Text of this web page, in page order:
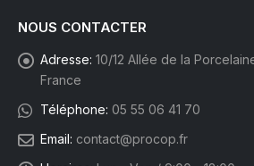
NOUS CONTACTER
Adresse: 10/12 Allée de la
France
Téléphone: 05 55 06 41 70
Email: contact@procop.fr